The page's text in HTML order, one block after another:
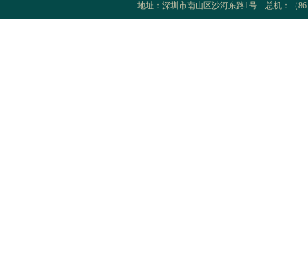
地址：深圳市南山区沙河东路1号 总机：（